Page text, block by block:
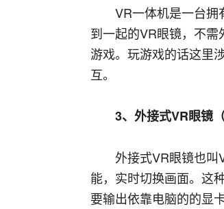
VR一体机是一台拥
到一起的VR眼镜，不
游戏。玩游戏的话这里
互。
3、外接式VR眼镜
外接式VR眼镜也叫
能，实时切换画面。这
要输出依靠电脑的的显